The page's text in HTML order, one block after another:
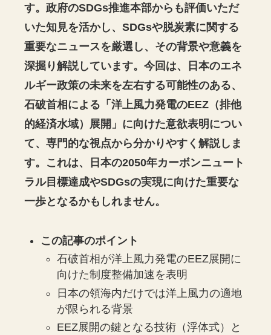
す。政府のSDGs推進本部からも評価いただ
いた知見を活かし、SDGsや脱炭素に関する
重要なニュースを厳選し、その背景や意義を
深掘り解説しています。今回は、日本のエネ
ルギー政策の未来を左右する可能性のある、
石破首相による「洋上風力発電のEEZ（排他
的経済水域）展開」に向けた意欲表明につい
て、専門的な視点から分かりやすく解説しま
す。これは、日本の2050年カーボンニュート
ラル目標達成やSDGsの実現に向けた重要な
一歩となるかもしれません。
この記事のポイント
石破首相が洋上風力発電のEEZ展開に
向けた制度整備加速を表明
日本の領海内だけでは洋上風力の適地
が限られる背景
EEZ展開の鍵となる技術（浮体式）と